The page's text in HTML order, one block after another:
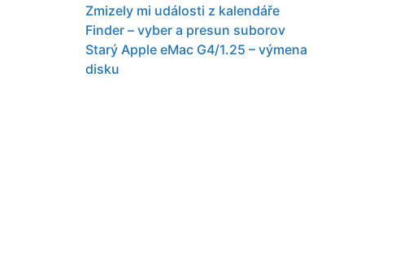
Zmizely mi události z kalendáře
Finder – vyber a presun suborov
Starý Apple eMac G4/1.25 – výmena
disku